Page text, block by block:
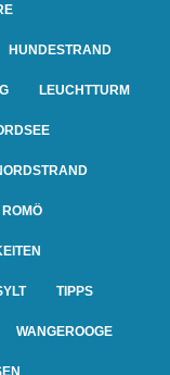
HUNDESTRAND
LEUCHTTURM
ROMÖ
TIPPS
WANGEROOGE